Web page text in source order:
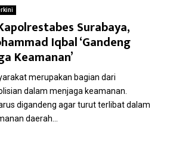
Surabaya,
Iqbal ‘Gandeng
Keamanan’
merupakan bagian dari
dalam menjaga keamanan.
digandeng agar turut terlibat dalam
daerah...